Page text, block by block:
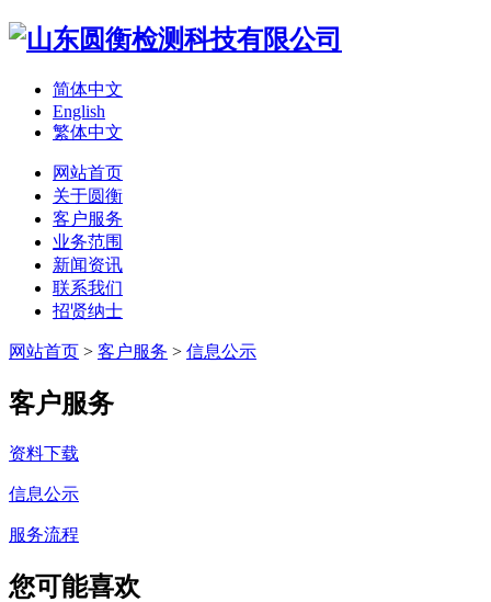
简体中文
English
繁体中文
网站首页
关于圆衡
客户服务
业务范围
新闻资讯
联系我们
招贤纳士
网站首页 > 客户服务 > 信息公示
客户服务
资料下载
信息公示
服务流程
您可能喜欢